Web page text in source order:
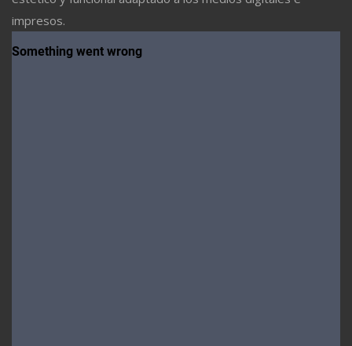
impresos.